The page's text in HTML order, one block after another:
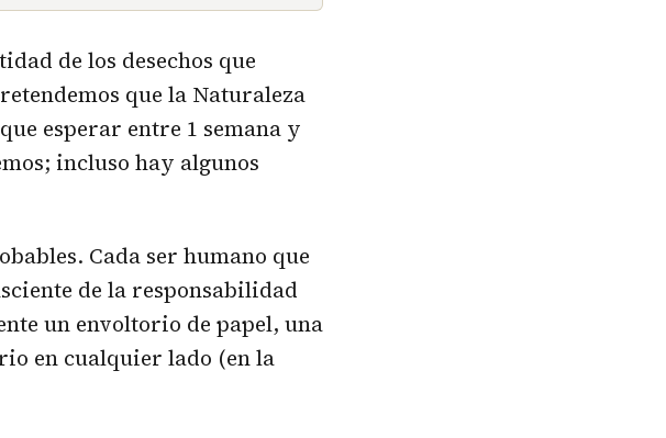
de los desechos que
que la Naturaleza
esperar entre 1 semana y
incluso hay algunos
Cada ser humano que
de la responsabilidad
un envoltorio de papel, una
en cualquier lado (en la